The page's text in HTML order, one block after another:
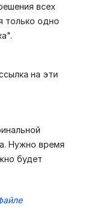
всех
только одно
на эти
Нужно время
будет